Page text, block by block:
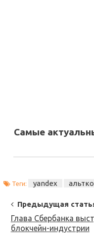
Самые
Теги: yandex
Post
Navigation
Предыдущая
Глава Сбербанка
блокчейн-индустрии